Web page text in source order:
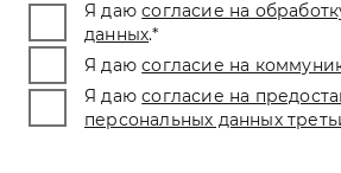
Я даю согласие на
данных.*
Я даю согласие на
Я даю согласие на
персональных данных